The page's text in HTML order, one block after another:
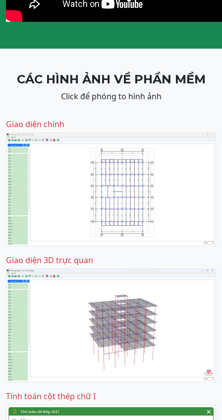
CÁC HÌNH ẢNH VỀ PHẦN MỀM
Click để phóng to hình ảnh
Giao diện chính
Giao diện 3D trực quan
Tính toán cột thép chữ I